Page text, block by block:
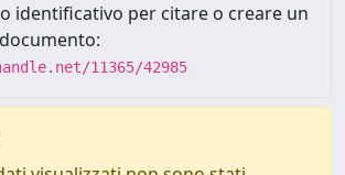
identificativo per citare o creare un
11365/42985